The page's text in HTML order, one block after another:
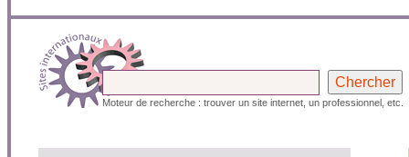
Moteur de recherche : trouver un site internet, un professionnel, etc.